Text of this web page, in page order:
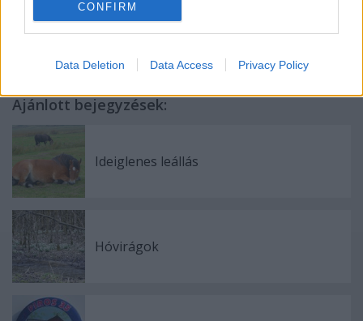
CONFIRM
Data Deletion Data Access Privacy Policy
Címkék:Bakony Kerek-templom (Bakonyszentlászló)
Ajánlott bejegyzések:
Ideiglenes leállás
Hóvirágok